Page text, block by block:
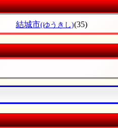
結城市(ゆうきし)(35)